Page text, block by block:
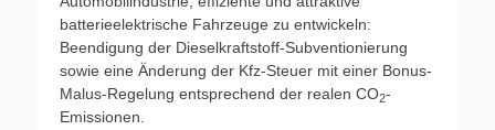
batterieelektrische Fahrzeuge zu entwickeln:
Beendigung der Dieselkraftstoff-Subventionierung
sowie eine Änderung der Kfz-Steuer mit einer Bonus-
Malus-Regelung entsprechend der realen CO2-
Emissionen.